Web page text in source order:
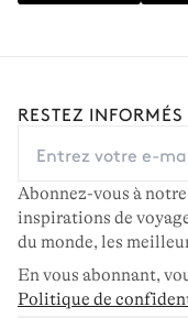
RESTEZ INFORMÉS
Abonnez-vous à
inspirations de
du monde, les
En vous abonnant,
Politique de